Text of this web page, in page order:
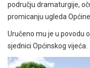
području dramaturgije,
promicanju ugleda
Uručeno mu je u povodu
sjednici Općinskog vijeća.